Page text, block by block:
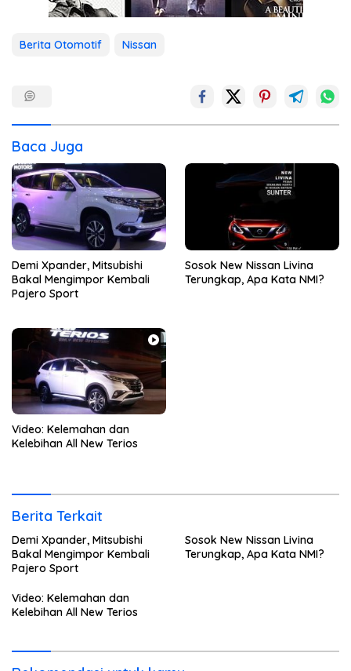
Berita Otomotif Nissan
Baca Juga
Demi Xpander, Mitsubishi
Bakal Mengimpor Kembali
Pajero Sport
Sosok New Nissan Livina
Terungkap, Apa Kata NMI?
Video: Kelemahan dan
Kelebihan All New Terios
Berita Terkait
Demi Xpander, Mitsubishi
Bakal Mengimpor Kembali
Pajero Sport
Sosok New Nissan Livina
Terungkap, Apa Kata NMI?
Video: Kelemahan dan
Kelebihan All New Terios